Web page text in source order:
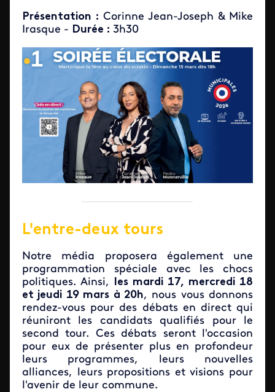
Présentation : Corinne Jean-Joseph & Mike
Irasque - Durée : 3h30
L'entre-deux tours
Notre média proposera également une
programmation spéciale avec les chocs
politiques. Ainsi, les mardi 17, mercredi 18
et jeudi 19 mars à 20h, nous vous donnons
rendez-vous pour des débats en direct qui
réuniront les candidats qualifiés pour le
second tour. Ces débats seront l'occasion
pour eux de présenter plus en profondeur
leurs programmes, leurs nouvelles
alliances, leurs propositions et visions pour
l'avenir de leur commune.